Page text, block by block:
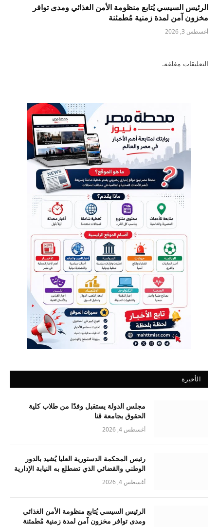
الرئيس السيسي يُتابع منظومة الأمن الغذائي ومدى توافر
مخزون آمن لمدة زمنية مُطمئنة
أغسطس 3, 2026
التعليقات مغلقة.
الأخيرة
مجلس الدولة يستقبل وفدًا من طلاب كلية
الحقوق بجامعة قنا
أغسطس 4, 2026
رئيس المحكمة الدستورية العليا يُشيد بالدور
الوطني والقضائي الذي تضطلع به النيابة الإدارية
أغسطس 4, 2026
الرئيس السيسي يُتابع منظومة الأمن الغذائي
ومدى توافر مخزون آمن لمدة زمنية مُطمئنة